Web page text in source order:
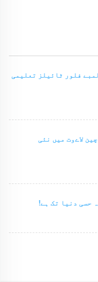
فلور ٹائیلز تعلیمی
لاےوت میں نئی
حسی دنیا تک ہے!